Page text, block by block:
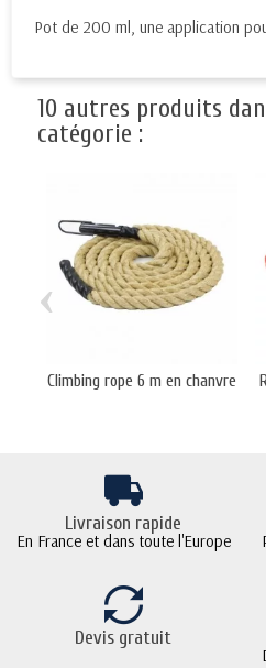
Pot de 200 ml, une application
10 autres produits
catégorie :
Climbing rope 6 m en chanvre
‹
Livraison rapide
En France et dans toute l'Europe
Devis gratuit